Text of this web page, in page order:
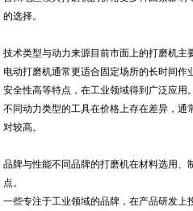
的选择。
技术类型与动力来源目前市面上的打磨机主
电动打磨机通常更适合固定场所的长时间作
安全性高等特点，在工业领域得到广泛应用。
不同动力类型的工具在价格上存在差异，通
对较高。
品牌与性能不同品牌的打磨机在材料选用、
点。
一些专注于工业领域的品牌，在产品研发